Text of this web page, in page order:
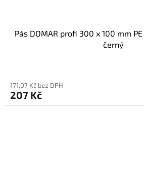
Pás DOMAR profi 300 x 100 mm
černý
171,07 Kč bez DPH
207 Kč